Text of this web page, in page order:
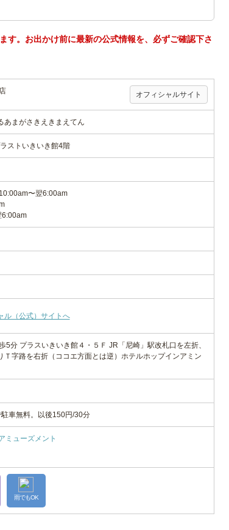
。お出かけ前に最新の公式情報を、必ずご確認下さ
オフィシャルサイト
あまがさきえきまえてん
ストいきいき館4階
〜翌6:00am
6:00am
ル（公式）サイトへ
5分 プラスいきいき館４・５Ｆ JR「尼崎」駅改札口を左折、
Ｔ字路を右折（ココエ方面とは逆）ホテルホップインアミン
車無料。以後150円/30分
ミューズメント
雨でもOK